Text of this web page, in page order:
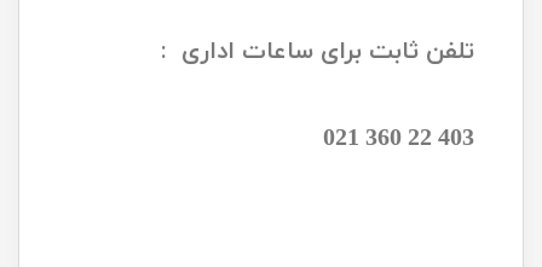
تلفن ثابت برای ساعات اداری :
403 22 360 021